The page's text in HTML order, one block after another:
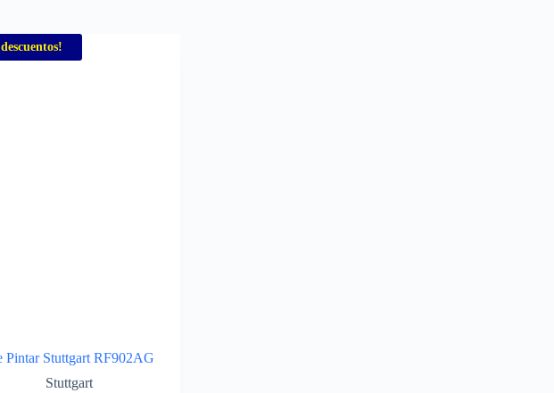
Pintar Stuttgart RF902AG
Stuttgart